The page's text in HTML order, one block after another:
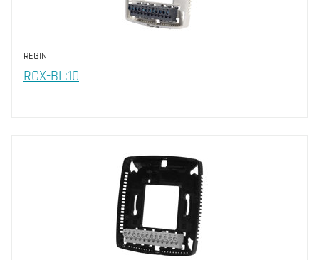
REGIN
RCX-BL:10